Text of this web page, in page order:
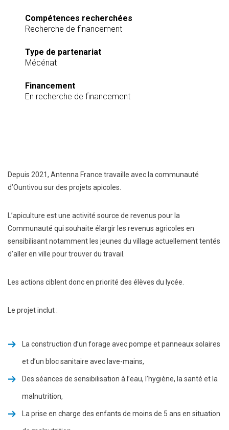
Compétences recherchées
Recherche de financement
Type de partenariat
Mécénat
Financement
En recherche de financement
Depuis 2021, Antenna France travaille avec la communauté
d’Ountivou sur des projets apicoles.
L’apiculture est une activité source de revenus pour la
Communauté qui souhaite élargir les revenus agricoles en
sensibilisant notamment les jeunes du village actuellement tentés
d’aller en ville pour trouver du travail.
Les actions ciblent donc en priorité des élèves du lycée.
Le projet inclut :
La construction d’un forage avec pompe et panneaux solaires
et d’un bloc sanitaire avec lave-mains,
Des séances de sensibilisation à l’eau, l’hygiène, la santé et la
malnutrition,
La prise en charge des enfants de moins de 5 ans en situation